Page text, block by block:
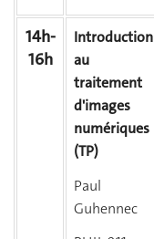
14h-
16h
Introduction
au
traitement
d'images
numériques
(TP)
Paul
Guhennec